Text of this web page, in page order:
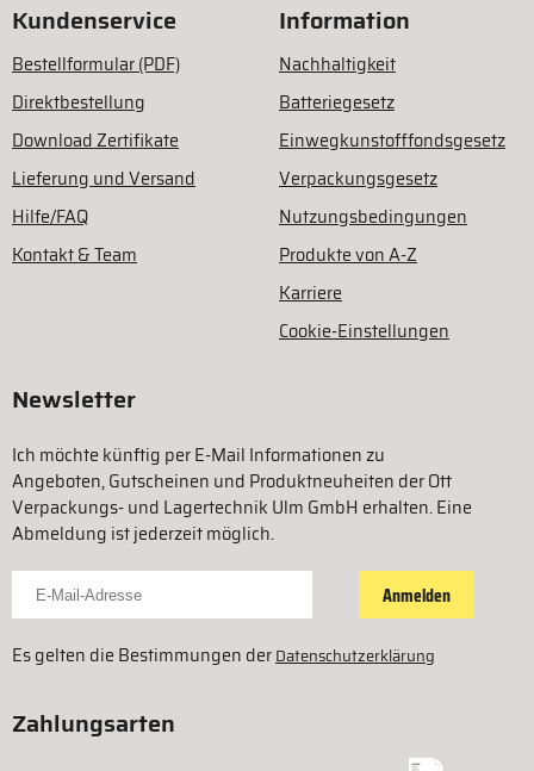
Kundenservice
Bestellformular (PDF)
Direktbestellung
Download Zertifikate
Lieferung und Versand
Hilfe/FAQ
Kontakt & Team
Information
Nachhaltigkeit
Batteriegesetz
Einwegkunstofffondsgesetz
Verpackungsgesetz
Nutzungsbedingungen
Produkte von A-Z
Karriere
Cookie-Einstellungen
Newsletter
Ich möchte künftig per E-Mail Informationen zu
Angeboten, Gutscheinen und Produktneuheiten der Ott
Verpackungs- und Lagertechnik Ulm GmbH erhalten. Eine
Abmeldung ist jederzeit möglich.
Für Newsletter anmelden
Anmelden
Es gelten die Bestimmungen derDatenschutzerklärung
Zahlungsarten